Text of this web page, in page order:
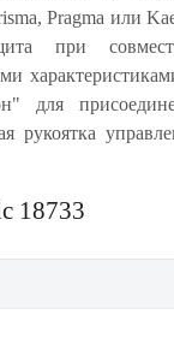
Pragma или
при
для
рукоятка
значение Т2,
и температуры
IP20.
18733